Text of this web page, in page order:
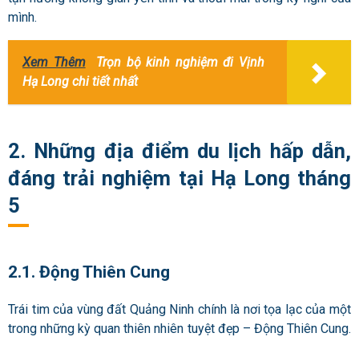
mình.
Xem Thêm
Trọn bộ kinh nghiệm đi Vịnh
Hạ Long chi tiết nhất
2. Những địa điểm du lịch hấp dẫn,
đáng trải nghiệm tại Hạ Long tháng
5
2.1. Động Thiên Cung
Trái tim của vùng đất Quảng Ninh chính là nơi tọa lạc của một
trong những kỳ quan thiên nhiên tuyệt đẹp – Động Thiên Cung.